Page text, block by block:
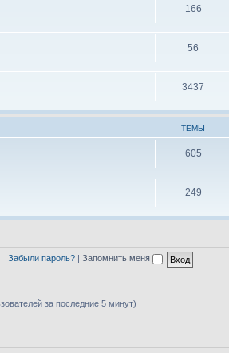
166
56
3437
ТЕМЫ
605
249
Забыли пароль? Запомнить меня
за последние 5 минут)